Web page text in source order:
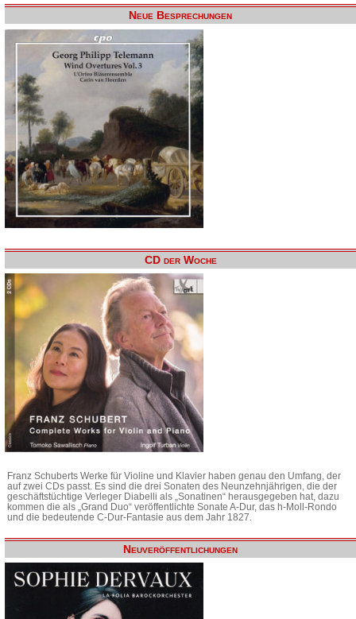
Neue Besprechungen
CD der Woche
Franz Schuberts Werke für Violine und Klavier haben genau den Umfang, der
auf zwei CDs passt. Es sind die drei Sonaten des Neunzehnjährigen, die der
geschäftstüchtige Verleger Diabelli als „Sonatinen“ herausgegeben hat, dazu
kommen die als „Grand Duo“ veröffentlichte Sonate A-Dur, das h-Moll-Rondo
und die bedeutende C-Dur-Fantasie aus dem Jahr 1827.
Neuveröffentlichungen